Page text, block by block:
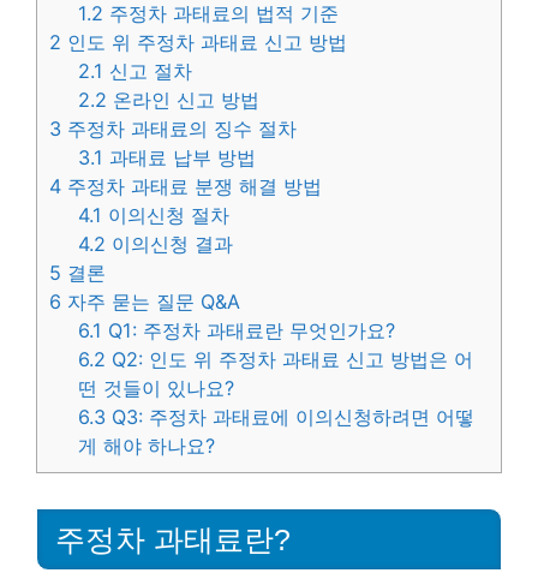
1.2 주정차 과태료의 법적 기준
2 인도 위 주정차 과태료 신고 방법
2.1 신고 절차
2.2 온라인 신고 방법
3 주정차 과태료의 징수 절차
3.1 과태료 납부 방법
4 주정차 과태료 분쟁 해결 방법
4.1 이의신청 절차
4.2 이의신청 결과
5 결론
6 자주 묻는 질문 Q&A
6.1 Q1: 주정차 과태료란 무엇인가요?
6.2 Q2: 인도 위 주정차 과태료 신고 방법은 어
떤 것들이 있나요?
6.3 Q3: 주정차 과태료에 이의신청하려면 어떻
게 해야 하나요?
주정차 과태료란?